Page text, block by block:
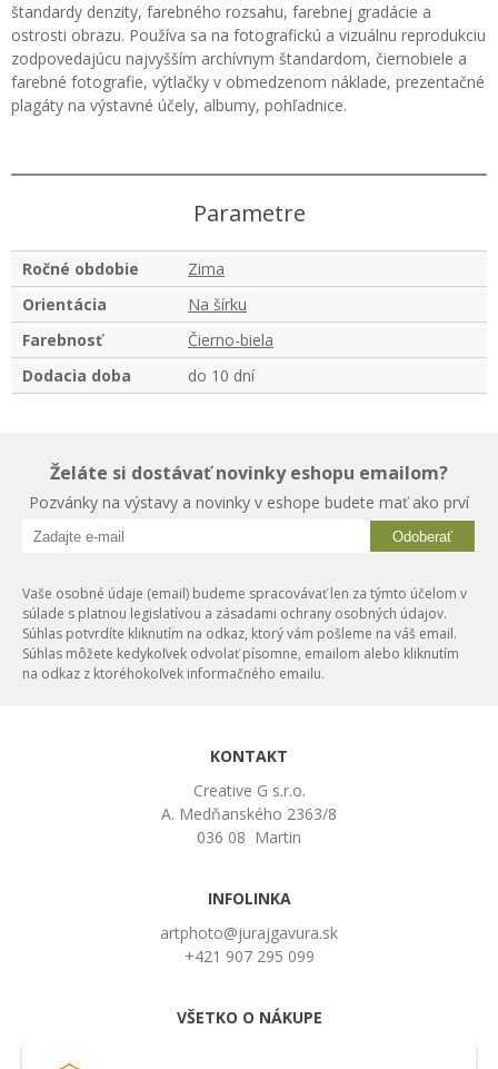
štandardy denzity, farebného rozsahu, farebnej gradácie a
ostrosti obrazu. Používa sa na fotografickú a vizuálnu reprodukciu
zodpovedajúcu najvyšším archívnym štandardom, čiernobiele a
farebné fotografie, výtlačky v obmedzenom náklade, prezentačné
plagáty na výstavné účely, albumy, pohľadnice.
Parametre
Ročné obdobie
Zima
Orientácia
Na šírku
Farebnosť
Čierno-biela
Dodacia doba
do 10 dní
Želáte si dostávať novinky eshopu emailom?
Pozvánky na výstavy a novinky v eshope budete mať ako prví
Odoberať
Vaše osobné údaje (email) budeme spracovávať len za týmto účelom v
súlade s platnou legislatívou a zásadami ochrany osobných údajov.
Súhlas potvrdíte kliknutím na odkaz, ktorý vám pošleme na váš email.
Súhlas môžete kedykoľvek odvolať písomne, emailom alebo kliknutím
na odkaz z ktoréhokoľvek informačného emailu.
KONTAKT
Creative G s.r.o.
A. Medňanského 2363/8
036 08 Martin
INFOLINKA
artphoto@jurajgavura.sk
+421 907 295 099
VŠETKO O NÁKUPE